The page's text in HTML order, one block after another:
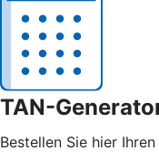
TAN-
Bestellen Sie hier